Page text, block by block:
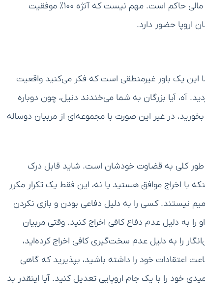
است و ظاهراً این چیزی است که اهمیت دارد. این واقعیت مالی حاکم است. مهم نیست که آنژه ۱۰۰٪ موفقیت
اروپا حضور دارد.
این یک باور غیرمنطقی است که فکر می‌کنید واقعیت
آه، آیا بزرگان به شما می‌خندند دنیل، چون دوباره
در غیر این صورت با مجموعه‌ای از مربیان دوساله
به طور کلی به قضاوت خودشان است. شاید قابل درک
با اخراج موافق هستید یا نه، این فقط یک تکرار مکرر
نیستند. کسی را به دلیل دفاعی بودن و بازی نکردن
را به دلیل عدم دفاع کافی اخراج کنید. وقتی مربیان
را به دلیل عدم سخت‌گیری کافی اخراج کرده‌اید،
اعتقادات خود را داشته باشید، بپذیرید که گاهی
خود را با یک جام اروپایی تعدیل کنید. آیا اینقدر بد